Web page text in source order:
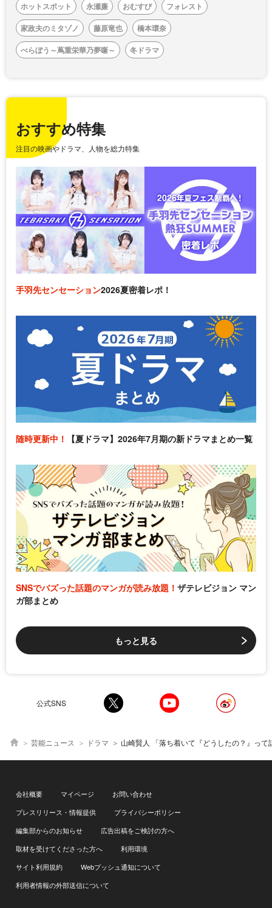
ホットスポット
永瀬廉 おむすび
フォレスト
家政夫のミタゾノ
藤原竜也
橋本環奈
べらぼう～蔦重栄華乃夢噺～
冬ドラマ
おすすめ特集
注目の映画やドラマ、人物を総力特集
手羽先センセーション2026夏密着レポ！
随時更新中！ 【夏ドラマ】2026年7月期の新ドラマまとめ一覧
SNSでバズった話題のマンガが読み放題！ ザテレビジョン マン
ガ部まとめ
もっと見る
公式SNS
芸能ニュース ドラマ 山崎賢人 「落ち着いて『どうしたの？』って話を聞いてくれるナンバーワンホストを」演技プラ
会社概要 マイページ
お問い合わせ
プレスリリース・情報提供
プライバシーポリシー
編集部からのお知らせ
広告出稿をご検討の方へ
取材を受けてくださった方へ
利用環境
サイト利用規約
Webプッシュ通知について
利用者情報の外部送信について